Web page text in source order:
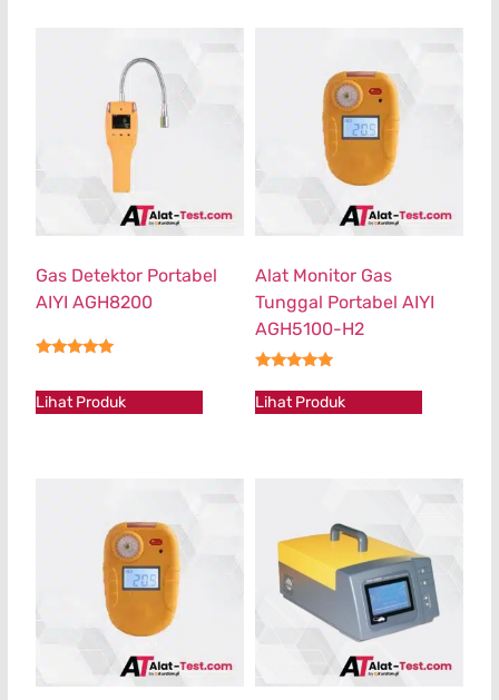
Gas Detektor Portabel
AIYI AGH8200
Lihat Produk
Alat Monitor Gas
Tunggal Portabel AIYI
AGH5100-H2
Lihat Produk